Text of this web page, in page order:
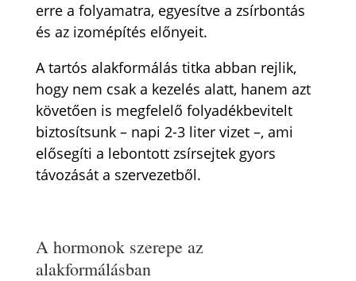
erre a folyamatra, egyesítve a zsírbontás
és az izomépítés előnyeit.
A tartós alakformálás titka abban rejlik,
hogy nem csak a kezelés alatt, hanem azt
követően is megfelelő folyadékbevitelt
biztosítsunk – napi 2-3 liter vizet –, ami
elősegíti a lebontott zsírsejtek gyors
távozását a szervezetből.
A hormonok szerepe az
alakformálásban